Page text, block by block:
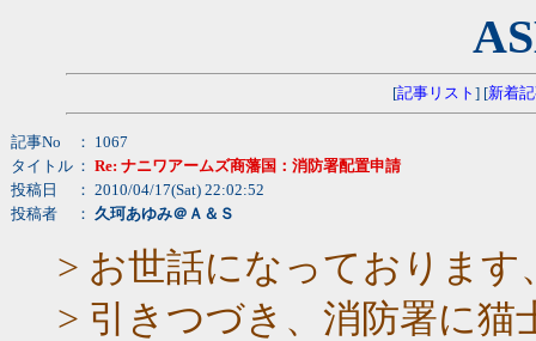
[記事リスト ] [新着
記事No
： 1067
タイトル ： Re: ナニワアームズ商藩国：消防署配置申請
投稿日
： 2010/04/17(Sat) 22:02:52
投稿者
： 久珂あゆみ＠Ａ＆Ｓ
> お世話になっておりま
> 引きつづき、消防署に